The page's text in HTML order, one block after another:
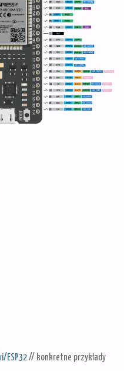
ESP32// konkretne przykłady